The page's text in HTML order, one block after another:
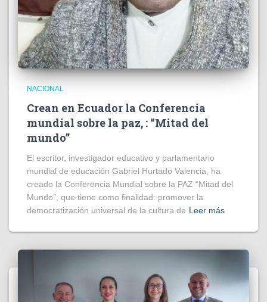
NACIONAL
Crean en Ecuador la Conferencia
mundial sobre la paz, : “Mitad del
mundo”
El escritor, investigador educativo y parlamentario
mundial de educación Gabriel Hurtado Valencia, ha
creado la Conferencia Mundial sobre la PAZ “Mitad del
Mundo”, que tiene como finalidad: promover la
democratización universal de la cultura de Leer más